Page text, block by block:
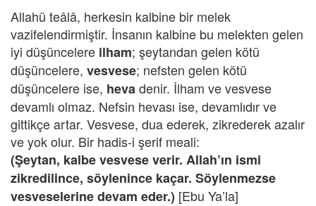
Allahü teâlâ, herkesin kalbine bir melek
vazifelendirmiştir. İnsanın kalbine bu melekten gelen
iyi düşüncelere ilham; şeytandan gelen kötü
düşüncelere, vesvese; nefsten gelen kötü
düşüncelere ise, hevadenir. İlham ve vesvese
devamlı olmaz. Nefsin hevası ise, devamlıdır ve
gittikçe artar. Vesvese, dua ederek, zikrederek azalır
ve yok olur. Bir hadis-i şerif meali:
(Şeytan, kalbe vesvese verir. Allah’ın ismi
zikredilince, söylenince kaçar. Söylenmezse
vesveselerine devam eder.) [Ebu Ya’la]